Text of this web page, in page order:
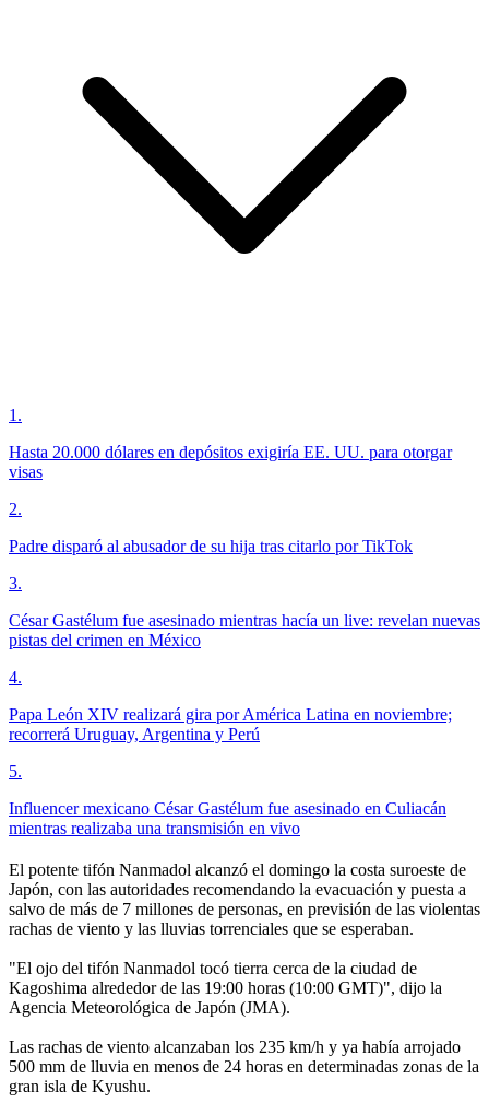
1 .
Hasta 20.000 dólares en depósitos exigiría EE. UU. para otorgar
visas
2.
Padre disparó al abusador de su hija tras citarlo por TikTok
3.
César Gastélum fue asesinado mientras hacía un live: revelan nuevas
pistas del crimen en México
4.
Papa León XIV realizará gira por América Latina en noviembre;
recorrerá Uruguay, Argentina y Perú
5.
Influencer mexicano César Gastélum fue asesinado en Culiacán
mientras realizaba una transmisión en vivo
El potente tifón Nanmadol alcanzó el domingo la costa suroeste de
Japón, con las autoridades recomendando la evacuación y puesta a
salvo de más de 7 millones de personas, en previsión de las violentas
rachas de viento y las lluvias torrenciales que se esperaban.
"El ojo del tifón Nanmadol tocó tierra cerca de la ciudad de
Kagoshima alrededor de las 19:00 horas (10:00 GMT)", dijo la
Agencia Meteorológica de Japón (JMA).
Las rachas de viento alcanzaban los 235 km/h y ya había arrojado
500 mm de lluvia en menos de 24 horas en determinadas zonas de la
gran isla de Kyushu.